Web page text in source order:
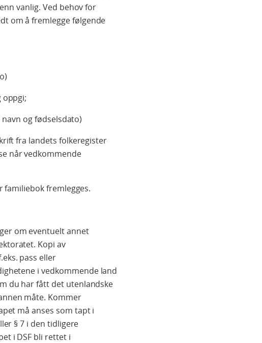
vanlig. Ved behov for
om å fremlegge følgende
oppgi;
og fødselsdato)
fra landets folkeregister
når vedkommende
fremlegges.
om eventuelt annet
Kopi av
pass eller
i vedkommende land
du har fått det utenlandske
måte. Kommer
må anses som tapt i
§ 7 i den tidligere
i DSF bli rettet i